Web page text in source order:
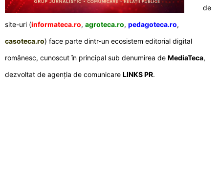
de
site-uri (informateca.ro, agroteca.ro, pedagoteca.ro,
casoteca.ro) face parte dintr-un ecosistem editorial digital
românesc, cunoscut în principal sub denumirea de MediaTeca,
dezvoltat de agenția de comunicare LINKS PR.